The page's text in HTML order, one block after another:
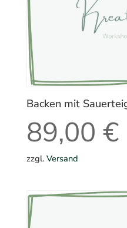
Backen mit
89,00 €
zzgl. Versand